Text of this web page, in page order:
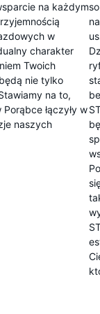
na każdym
w
charakter
Twoich
nie tylko
na to,
łączyły w
naszych